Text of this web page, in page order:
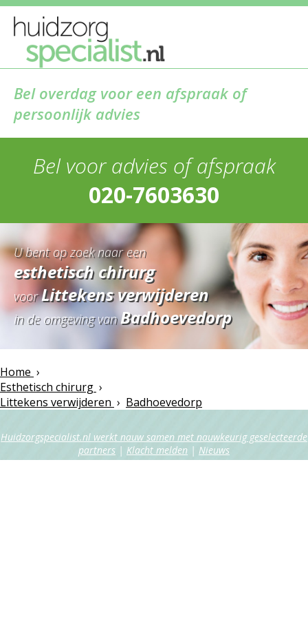
Bel overdag voor een afspraak of
persoonlijk advies
Bel voor advies of afspraak
020-7603630
U bent op zoek naar een
esthetisch chirurg
voorLittekens verwijderen
in de omgeving vanBadhoevedorp
Home ›
Esthetisch chirurg ›
Littekens verwijderen › Badhoevedorp
Huidzorgspecialist.nl werkt nauw samen met nauwkeurig geselecteerde
partners | Klacht melden | Nieuws